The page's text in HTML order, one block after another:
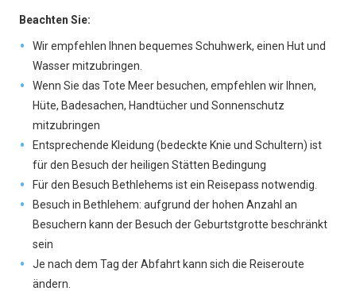
Beachten Sie:
Wir empfehlen Ihnen bequemes Schuhwerk, einen Hut und
Wasser mitzubringen.
Wenn Sie das Tote Meer besuchen, empfehlen wir Ihnen,
Hüte, Badesachen, Handtücher und Sonnenschutz
mitzubringen
Entsprechende Kleidung (bedeckte Knie und Schultern) ist
für den Besuch der heiligen Stätten Bedingung
Für den Besuch Bethlehems ist ein Reisepass notwendig.
Besuch in Bethlehem: aufgrund der hohen Anzahl an
Besuchern kann der Besuch der Geburtstgrotte beschränkt
sein
Je nach dem Tag der Abfahrt kann sich die Reiseroute
ändern.